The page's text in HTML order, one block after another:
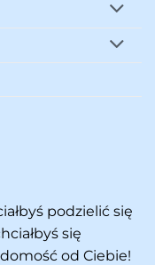
podzielić się
się
od Ciebie!